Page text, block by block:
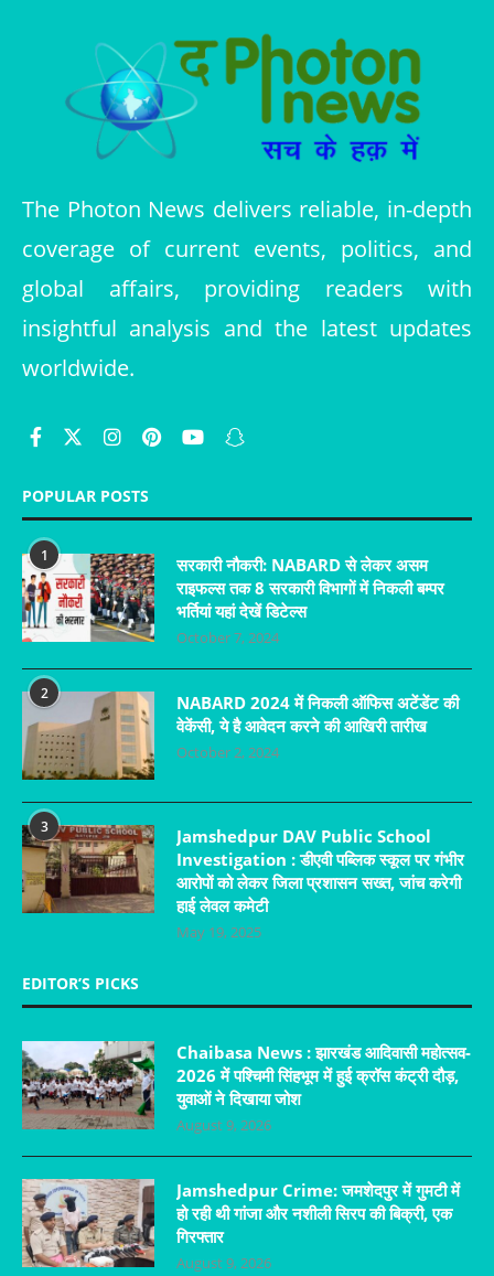
The Photon News delivers reliable, in-depth
coverage of current events, politics, and
global affairs, providing readers with
insightful analysis and the latest updates
worldwide.
POPULAR POSTS
1
सरकारी नौकरी: NABARD से लेकर असम
राइफल्स तक 8 सरकारी विभागों में निकली बम्पर
भर्तियां यहां देखें डिटेल्स
October 7, 2024
2
NABARD 2024 में निकली ऑफिस अटेंडेंट की
वेकेंसी, ये है आवेदन करने की आखिरी तारीख
October 2, 2024
3
Jamshedpur DAV Public School
Investigation : डीएवी पब्लिक स्कूल पर गंभीर
आरोपों को लेकर जिला प्रशासन सख्त, जांच करेगी
हाई लेवल कमेटी
May 19, 2025
EDITOR’S PICKS
Chaibasa News : झारखंड आदिवासी महोत्सव-
2026 में पश्चिमी सिंहभूम में हुई क्रॉस कंट्री दौड़,
युवाओं ने दिखाया जोश
August 9, 2026
Jamshedpur Crime: जमशेदपुर में गुमटी में
हो रही थी गांजा और नशीली सिरप की बिक्री, एक
गिरफ्तार
August 9, 2026